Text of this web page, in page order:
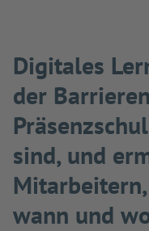
Digitales
der
sind, und
wann und